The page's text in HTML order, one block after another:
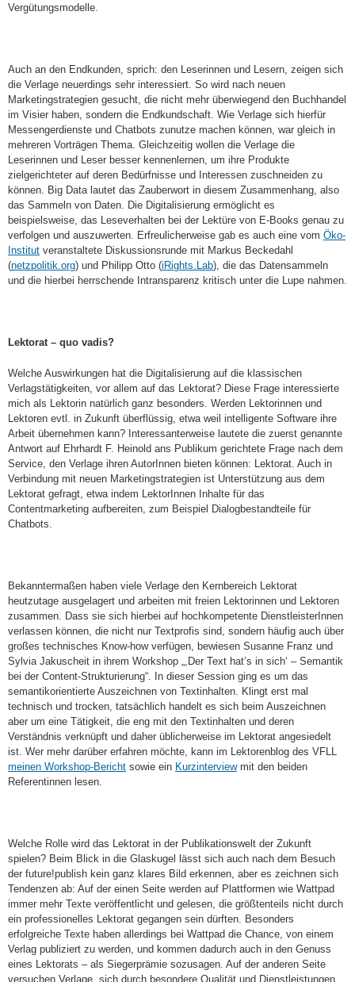
Vergütungsmodelle.
Auch an den Endkunden, sprich: den Leserinnen und Lesern, zeigen sich
die Verlage neuerdings sehr interessiert. So wird nach neuen
Marketingstrategien gesucht, die nicht mehr überwiegend den Buchhandel
im Visier haben, sondern die Endkundschaft. Wie Verlage sich hierfür
Messengerdienste und Chatbots zunutze machen können, war gleich in
mehreren Vorträgen Thema. Gleichzeitig wollen die Verlage die
Leserinnen und Leser besser kennenlernen, um ihre Produkte
zielgerichteter auf deren Bedürfnisse und Interessen zuschneiden zu
können. Big Data lautet das Zauberwort in diesem Zusammenhang, also
das Sammeln von Daten. Die Digitalisierung ermöglicht es
beispielsweise, das Leseverhalten bei der Lektüre von E-Books genau zu
verfolgen und auszuwerten. Erfreulicherweise gab es auch eine vom Öko-
Institut veranstaltete Diskussionsrunde mit Markus Beckedahl
(netzpolitik.org) und Philipp Otto (iRights.Lab), die das Datensammeln
und die hierbei herrschende Intransparenz kritisch unter die Lupe nahmen.
Lektorat – quo vadis?
Welche Auswirkungen hat die Digitalisierung auf die klassischen
Verlagstätigkeiten, vor allem auf das Lektorat? Diese Frage interessierte
mich als Lektorin natürlich ganz besonders. Werden Lektorinnen und
Lektoren evtl. in Zukunft überflüssig, etwa weil intelligente Software ihre
Arbeit übernehmen kann? Interessanterweise lautete die zuerst genannte
Antwort auf Ehrhardt F. Heinold ans Publikum gerichtete Frage nach dem
Service, den Verlage ihren AutorInnen bieten können: Lektorat. Auch in
Verbindung mit neuen Marketingstrategien ist Unterstützung aus dem
Lektorat gefragt, etwa indem LektorInnen Inhalte für das
Contentmarketing aufbereiten, zum Beispiel Dialogbestandteile für
Chatbots.
Bekanntermaßen haben viele Verlage den Kernbereich Lektorat
heutzutage ausgelagert und arbeiten mit freien Lektorinnen und Lektoren
zusammen. Dass sie sich hierbei auf hochkompetente DienstleisterInnen
verlassen können, die nicht nur Textprofis sind, sondern häufig auch über
großes technisches Know-how verfügen, bewiesen Susanne Franz und
Sylvia Jakuscheit in ihrem Workshop „,Der Text hat’s in sich‘ – Semantik
bei der Content-Strukturierung“. In dieser Session ging es um das
semantikorientierte Auszeichnen von Textinhalten. Klingt erst mal
technisch und trocken, tatsächlich handelt es sich beim Auszeichnen
aber um eine Tätigkeit, die eng mit den Textinhalten und deren
Verständnis verknüpft und daher üblicherweise im Lektorat angesiedelt
ist. Wer mehr darüber erfahren möchte, kann im Lektorenblog des VFLL
meinen Workshop-Bericht sowie ein Kurzinterviewmit den beiden
Referentinnen lesen.
Welche Rolle wird das Lektorat in der Publikationswelt der Zukunft
spielen? Beim Blick in die Glaskugel lässt sich auch nach dem Besuch
der future!publish kein ganz klares Bild erkennen, aber es zeichnen sich
Tendenzen ab: Auf der einen Seite werden auf Plattformen wie Wattpad
immer mehr Texte veröffentlicht und gelesen, die größtenteils nicht durch
ein professionelles Lektorat gegangen sein dürften. Besonders
erfolgreiche Texte haben allerdings bei Wattpad die Chance, von einem
Verlag publiziert zu werden, und kommen dadurch auch in den Genuss
eines Lektorats – als Siegerprämie sozusagen. Auf der anderen Seite
versuchen Verlage, sich durch besondere Qualität und Dienstleistungen